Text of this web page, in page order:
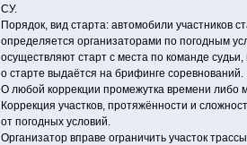
СУ.
Порядок, вид старта: автомобили участников
определяется организаторами по погодным
осуществляют старт с места по команде
о старте выдаётся на брифинге соревнований.
О любой коррекции промежутка времени либо
Коррекция участков, протяжённости и
от погодных условий.
Организатор вправе ограничить участок